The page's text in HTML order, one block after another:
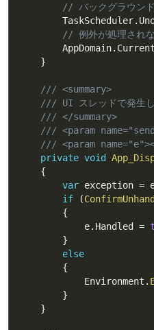
// バックグラウン
        TaskScheduler
.
// 例外が処理され
        AppDomain
.
}
/// <summary>
/// UI スレッドで発生し
/// </summary>
/// <param
/// <param
private void
{
var exception =
if
(
{
            e
. Handled =
}
else
{
            Environment
.
}
}